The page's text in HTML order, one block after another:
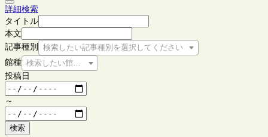
詳細検索
タイトル
本文
記事種別
検索したい記事種別を選択してください
館種 検索したい館種を選択してください
投稿日
～
検索